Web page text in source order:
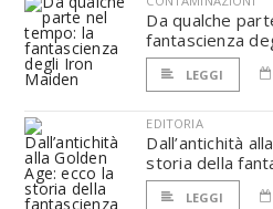
Da qualche
fantascienza
LEGGI
EDITORIA
Dall’antichità
storia della
LEGGI